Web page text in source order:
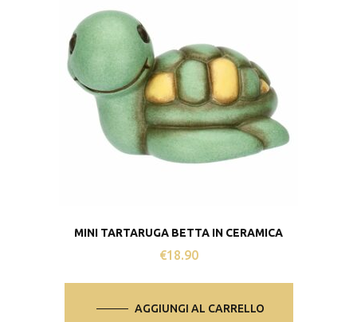
MINI TARTARUGA BETTA IN CERAMICA
€18.90
AGGIUNGI AL CARRELLO